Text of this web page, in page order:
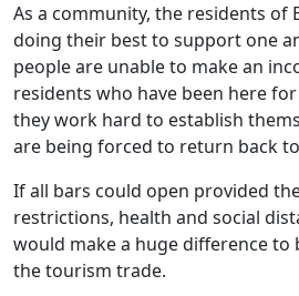
As a community, the residents of
doing their best to support one
people are unable to make an
residents who have been here
they work hard to establish
are being forced to return back
If all bars could open provided
restrictions, health and social
would make a huge difference to
the tourism trade.